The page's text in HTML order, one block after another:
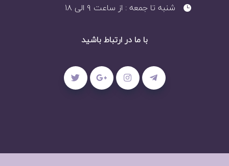
شنبه تا جمعه : از ساعت ۹ الی ۱۸
با ما در ارتباط باشید